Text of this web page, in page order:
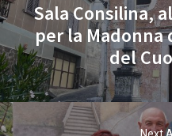
Sala Consilina,
per la Madonna
del
Next